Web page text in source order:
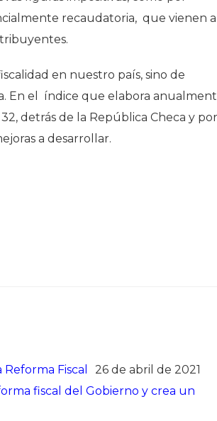
recaudatoria, que vienen a
en nuestro país, sino de
En el índice que elabora
detrás de la República Checa y por
a desarrollar.
Fiscal
26 de abril de 2021
fiscal del Gobierno y crea un